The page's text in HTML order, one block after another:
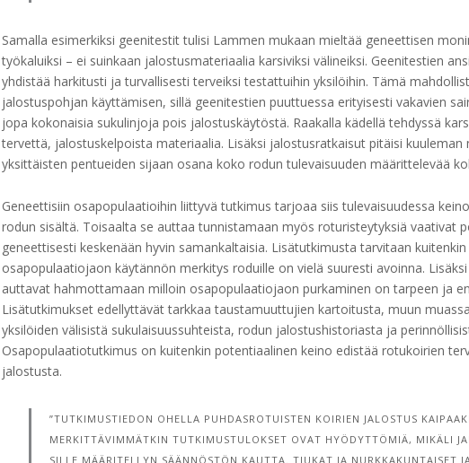
Samalla esimerkiksi geenitestit tulisi Lammen mukaan mieltää geneettisen
työkaluiksi – ei suinkaan jalostusmateriaalia karsiviksi välineiksi. Geenitestien
yhdistää harkitusti ja turvallisesti terveiksi testattuihin yksilöihin. Tämä
jalostuspohjan käyttämisen, sillä geenitestien puuttuessa erityisesti vakavien
jopa kokonaisia sukulinjoja pois jalostuskäytöstä. Raakalla kädellä tehdyssä
tervettä, jalostuskelpoista materiaalia. Lisäksi jalostusratkaisut pitäisi
yksittäisten pentueiden sijaan osana koko rodun tulevaisuuden määrittelevää
Geneettisiin osapopulaatioihin liittyvä tutkimus tarjoaa siis tulevaisuudessa
rodun sisältä. Toisaalta se auttaa tunnistamaan myös roturisteytyksiä vaativat
geneettisesti keskenään hyvin samankaltaisia. Lisätutkimusta tarvitaan
osapopulaatiojaon käytännön merkitys roduille on vielä suuresti avoinna.
auttavat hahmottamaan milloin osapopulaatiojaon purkaminen on tarpeen ja
Lisätutkimukset edellyttävät tarkkaa taustamuuttujien kartoitusta, muun
yksilöiden välisistä sukulaisuussuhteista, rodun jalostushistoriasta ja
Osapopulaatiotutkimus on kuitenkin potentiaalinen keino edistää rotukoirien
jalostusta.
”TUTKIMUSTIEDON OHELLA PUHDASROTUISTEN KOIRIEN JALOSTUS
MERKITTÄVIMMÄTKIN TUTKIMUSTULOKSET OVAT HYÖDYTTÖMIÄ, MIKÄLI
SILLE MÄÄRITELLYN SÄÄNNÖSTÖN KAUTTA. TIUKAT JA NURKKAKUNTAISET